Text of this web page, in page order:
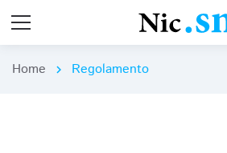
Home chevron_right Regolamento